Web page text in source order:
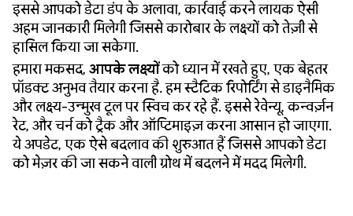
इससे आपको डेटा डंप के अलावा, कार्रवाई करने लायक ऐसी
अहम जानकारी मिलेगी जिससे कारोबार के लक्ष्यों को तेज़ी से
हासिल किया जा सकेगा.
हमारा मकसद, आपकेलक्ष्योंको ध्यान में रखते हुए, एक बेहतर
प्रॉडक्ट अनुभव तैयार करना है. हम स्टैटिक रिपोर्टिंग से डाइनैमिक
और लक्ष्य-उन्मुख टूल पर स्विच कर रहे हैं. इससे रेवेन्यू, कन्वर्ज़न
रेट, और चर्न को ट्रैक और ऑप्टिमाइज़ करना आसान हो जाएगा.
ये अपडेट, एक ऐसे बदलाव की शुरुआत हैं जिससे आपको डेटा
को मेज़र की जा सकने वाली ग्रोथ में बदलने में मदद मिलेगी.